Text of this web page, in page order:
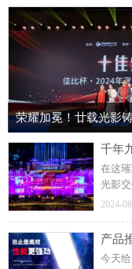
千年
在这
光影
回盛
系删除
2024-
产品
今天